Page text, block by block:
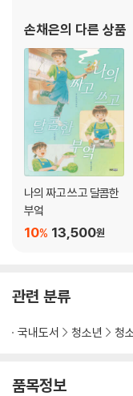
손채은의 다른 상품
나의 짜고 쓰고 달콤한
부엌
13,500원
10%
관련 분류
국내도서 청소년 청
품목정보